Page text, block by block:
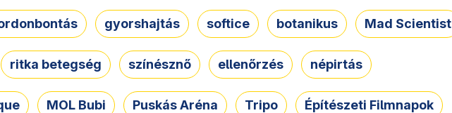
gyorshajtás softice botanikus Mad Scientist
ritka betegség színésznő ellenőrzés népirtás
MOL Bubi Puskás Aréna Tripo Építészeti Filmnapok